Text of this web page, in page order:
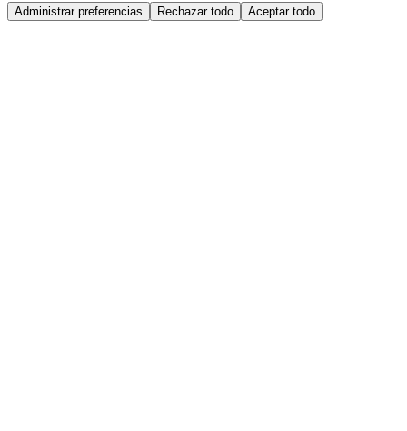
Administrar preferencias Rechazar todo Aceptar todo